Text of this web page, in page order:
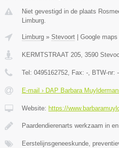
Niet gevestigd in de plaats
Limburg.
Limburg » Stevoort | Google maps
KERMTSTRAAT 205 3590
Tel: 0495162752 , Fax: - , BTW-nr: -
E-mail › DAP Barbara
Website: https://
Paardendierenarts werkzaam in
Eerstelijnsgeneeskunde,